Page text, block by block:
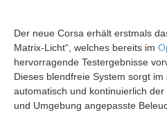
Der neue Corsa erhält erstmals
Matrix-Licht“, welches bereits im
hervorragende Testergebnisse
Dieses blendfreie System sorgt
automatisch und kontinuierlich
und Umgebung angepasste